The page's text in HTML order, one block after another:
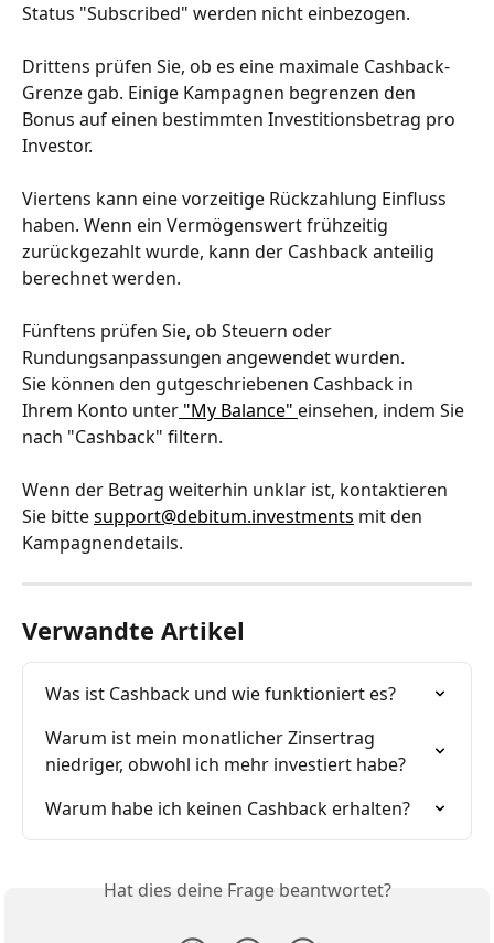
Status "Subscribed" werden nicht einbezogen.
Drittens prüfen Sie, ob es eine maximale Cashback-
Grenze gab. Einige Kampagnen begrenzen den
Bonus auf einen bestimmten Investitionsbetrag pro
Investor.
Viertens kann eine vorzeitige Rückzahlung Einfluss
haben. Wenn ein Vermögenswert frühzeitig
zurückgezahlt wurde, kann der Cashback anteilig
berechnet werden.
Fünftens prüfen Sie, ob Steuern oder
Rundungsanpassungen angewendet wurden.
Sie können den gutgeschriebenen Cashback in
Ihrem Konto unter "My Balance" einsehen, indem Sie
nach "Cashback" filtern.
Wenn der Betrag weiterhin unklar ist, kontaktieren
Sie bitte support@debitum.investments mit den
Kampagnendetails.
Verwandte Artikel
Was ist Cashback und wie funktioniert es?
Warum ist mein monatlicher Zinsertrag
niedriger, obwohl ich mehr investiert habe?
Warum habe ich keinen Cashback erhalten?
Hat dies deine Frage beantwortet?